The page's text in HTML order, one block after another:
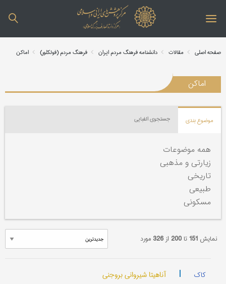
صفحه اصلی مقالات دانشنامه فرهنگ مردم ایران فرهنگ مردم (فولکلور) اماکن
اماکن
موضوع بندی جستجوی الفبایی
همه موضوعات
زیارتی و مذهبی
تاریخی
طبیعی
مسکونی
نمایش 151تا200 از326 مورد
کاک | آناهیتا شیروانی بروجنی